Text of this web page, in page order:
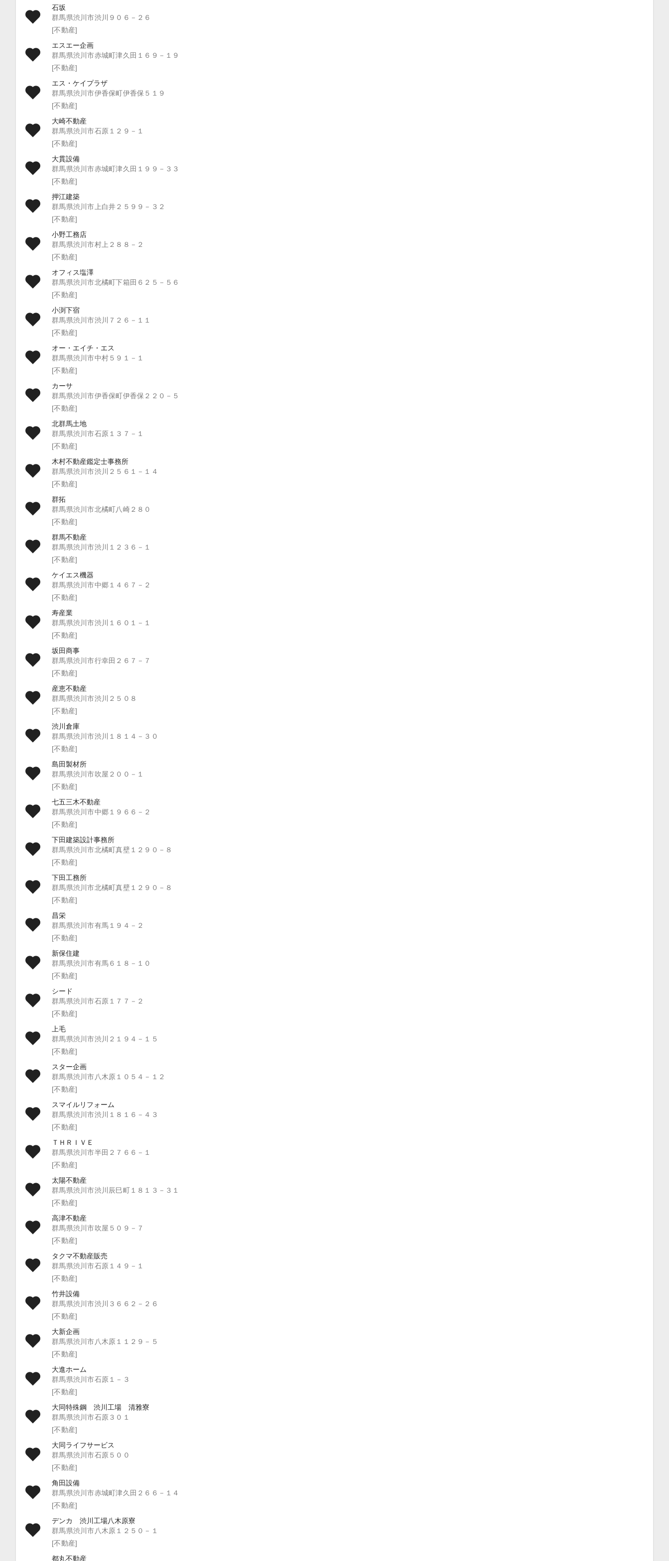
石坂
群馬県渋川市渋川９０６－２６
[不動産]
エスエー企画
群馬県渋川市赤城町津久田１６９－１９
[不動産]
エス・ケイプラザ
群馬県渋川市伊香保町伊香保５１９
[不動産]
大崎不動産
群馬県渋川市石原１２９－１
[不動産]
大貫設備
群馬県渋川市赤城町津久田１９９－３３
[不動産]
押江建築
群馬県渋川市上白井２５９９－３２
[不動産]
小野工務店
群馬県渋川市村上２８８－２
[不動産]
オフィス塩澤
群馬県渋川市北橘町下箱田６２５－５６
[不動産]
小渕下宿
群馬県渋川市渋川７２６－１１
[不動産]
オー・エイチ・エス
群馬県渋川市中村５９１－１
[不動産]
カーサ
群馬県渋川市伊香保町伊香保２２０－５
[不動産]
北群馬土地
群馬県渋川市石原１３７－１
[不動産]
木村不動産鑑定士事務所
群馬県渋川市渋川２５６１－１４
[不動産]
群拓
群馬県渋川市北橘町八崎２８０
[不動産]
群馬不動産
群馬県渋川市渋川１２３６－１
[不動産]
ケイエス機器
群馬県渋川市中郷１４６７－２
[不動産]
寿産業
群馬県渋川市渋川１６０１－１
[不動産]
坂田商事
群馬県渋川市行幸田２６７－７
[不動産]
産恵不動産
群馬県渋川市渋川２５０８
[不動産]
渋川倉庫
群馬県渋川市渋川１８１４－３０
[不動産]
島田製材所
群馬県渋川市吹屋２００－１
[不動産]
七五三木不動産
群馬県渋川市中郷１９６６－２
[不動産]
下田建築設計事務所
群馬県渋川市北橘町真壁１２９０－８
[不動産]
下田工務所
群馬県渋川市北橘町真壁１２９０－８
[不動産]
昌栄
群馬県渋川市有馬１９４－２
[不動産]
新保住建
群馬県渋川市有馬６１８－１０
[不動産]
シード
群馬県渋川市石原１７７－２
[不動産]
上毛
群馬県渋川市渋川２１９４－１５
[不動産]
スター企画
群馬県渋川市八木原１０５４－１２
[不動産]
スマイルリフォーム
群馬県渋川市渋川１８１６－４３
[不動産]
ＴＨＲＩＶＥ
群馬県渋川市半田２７６６－１
[不動産]
太陽不動産
群馬県渋川市渋川辰巳町１８１３－３１
[不動産]
高津不動産
群馬県渋川市吹屋５０９－７
[不動産]
タクマ不動産販売
群馬県渋川市石原１４９－１
[不動産]
竹井設備
群馬県渋川市渋川３６６２－２６
[不動産]
大新企画
群馬県渋川市八木原１１２９－５
[不動産]
大進ホーム
群馬県渋川市石原１－３
[不動産]
大同特殊鋼 渋川工場 清雅寮
群馬県渋川市石原３０１
[不動産]
大同ライフサービス
群馬県渋川市石原５００
[不動産]
角田設備
群馬県渋川市赤城町津久田２６６－１４
[不動産]
デンカ 渋川工場八木原寮
群馬県渋川市八木原１２５０－１
[不動産]
都丸不動産